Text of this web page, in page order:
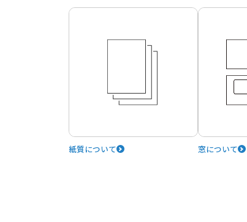
紙質について 窓について